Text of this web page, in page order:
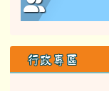
行政專區